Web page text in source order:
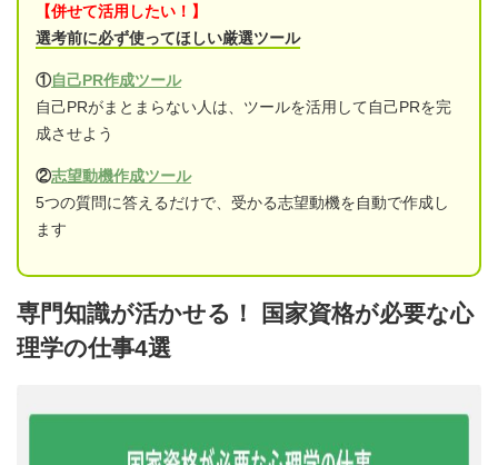
【併せて活用したい！】
選考前に必ず使ってほしい厳選ツール
①自己PR作成ツール
自己PRがまとまらない人は、ツールを活用して自己PRを完
成させよう
②志望動機作成ツール
5つの質問に答えるだけで、受かる志望動機を自動で作成し
ます
専門知識が活かせる！ 国家資格が必要な心
理学の仕事4選